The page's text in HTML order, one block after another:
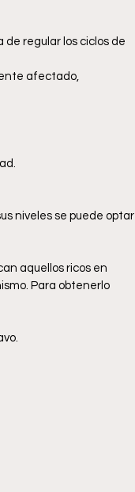
regular los ciclos de
afectado,
niveles se puede optar
aquellos ricos en
Para obtenerlo